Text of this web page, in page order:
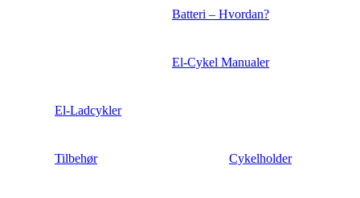
Batteri – Hvordan?
El-Cykel Manualer
El-Ladcykler
Tilbehør Cykelholder